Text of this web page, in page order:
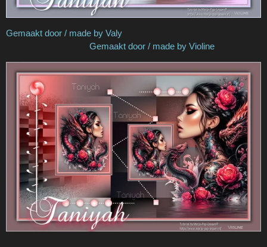
Gemaakt door / made by Valy
Gemaakt door / made by Violine